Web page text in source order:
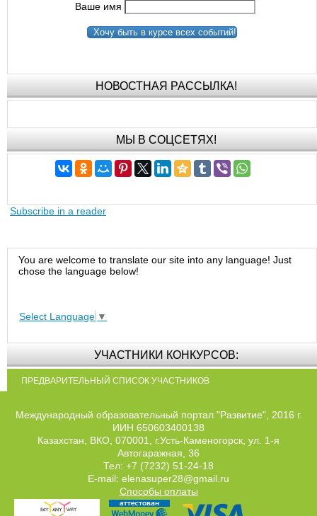
Ваше имя
Хочу быть в курсе всех событий!
НОВОСТНАЯ РАССЫЛКА!
МЫ В СОЦСЕТЯХ!
Subscribe in a reader
You are welcome to translate our site into any language! Just
chose the language below!
Select Language ▼
УЧАСТНИКИ КОНКУРСОВ:
ПРЕДВАРИТЕЛЬНЫЙ СПИСОК УЧАСТНИКОВ
Международный образовательный портал "Развитие", 2016 г.
ИИН 650603400138
Казахстан, ВКО, 070001, г.Усть-Каменогорск, ул. 1-я
Автогаражная, 36
Тел: +7 (7232) 51-24-18
E-mail: elenasuper28@gmail.ru
Способы оплаты